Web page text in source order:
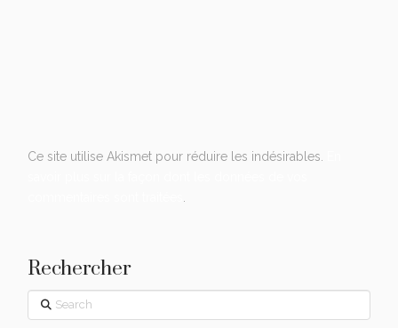
Ce site utilise Akismet pour réduire les indésirables.
.
Rechercher
Search